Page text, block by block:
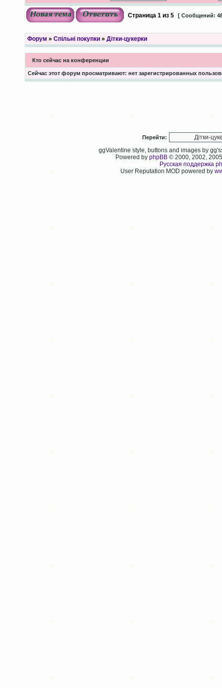
Страница 1из 5 [ Сообщений:
Форум » Спільні покупки» Дітки-цукерки
Кто сейчас на конференции
Сейчас этот форум просматривают: нет зарегистрированных
Перейти:
ggValentine style, buttons and images by
Powered byphpBB © 2000, 2002,
Русская поддержка
User Reputation MOD powered by